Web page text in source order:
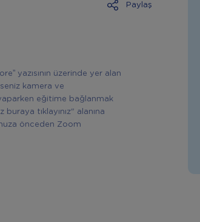
Paylaş
yazısının üzerinde yer alan
kamera ve
eğitime bağlanmak
tıklayınız" alanına
önceden Zoom